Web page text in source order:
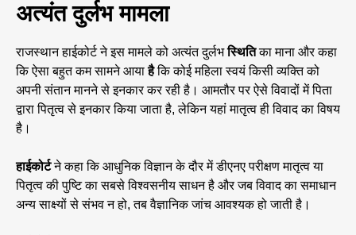
अत्यंत दुर्लभ मामला
राजस्थान हाईकोर्ट ने इस मामले को अत्यंत दुर्लभस्थितिका माना और कहा
कि ऐसा बहुत कम सामने आयाहैकि कोई महिला स्वयं किसी व्यक्ति को
अपनी संतान मानने से इनकार कर रही है। आमतौर पर ऐसे विवादों में पिता
द्वारा पितृत्व से इनकार किया जाता है, लेकिन यहां मातृत्व ही विवाद का विषय
है।
हाईकोर्टने कहा कि आधुनिक विज्ञान के दौर में डीएनए परीक्षण मातृत्व या
पितृत्व की पुष्टि का सबसे विश्वसनीय साधन है और जब विवाद का समाधान
अन्य साक्ष्यों से संभव न हो, तब वैज्ञानिक जांच आवश्यक हो जाती है।